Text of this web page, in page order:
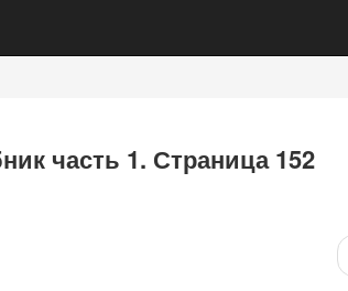
часть 1. Страница 152